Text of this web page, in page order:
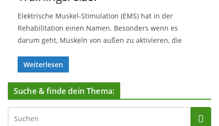
Elektrische Muskel-Stimulation (EMS) hat in der
Rehabilitation einen Namen. Besonders wenn es
darum geht, Muskeln von außen zu aktivieren, die
Weiterlesen
Suche & finde dein Thema: